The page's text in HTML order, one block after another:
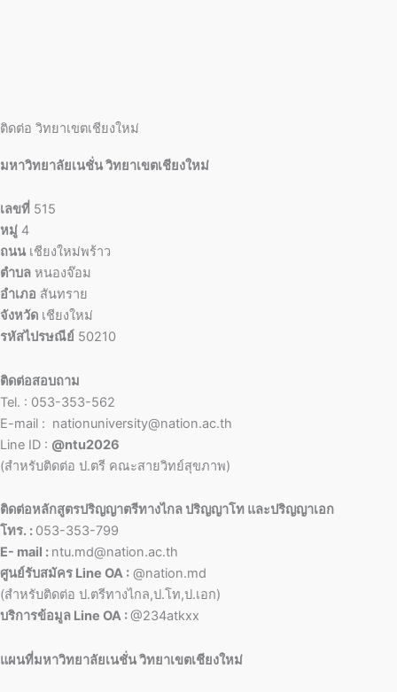
ติดต่อ วิทยาเขตเชียงใหม่
มหาวิทยาลัยเนชั่น วิทยาเขตเชียงใหม่
เลขที่ 515
หมู่ 4
ถนน เชียงใหม่พร้าว
ตำบล หนองจ๊อม
อำเภอ สันทราย
จังหวัด เชียงใหม่
รหัสไปรษณีย์ 50210
ติดต่อสอบถาม
Tel. : 053-353-562
E-mail : nationuniversity@nation.ac.th
Line ID : @ntu2026
(สำหรับติดต่อ ป.ตรี คณะสายวิทย์สุขภาพ)
ติดต่อหลักสูตรปริญญาตรีทางไกล ปริญญาโท และปริญญาเอก
โทร. : 053-353-799
E- mail : ntu.md@nation.ac.th
ศูนย์รับสมัคร Line OA : @nation.md
(สำหรับติดต่อ ป.ตรีทางไกล,ป.โท,ป.เอก)
บริการข้อมูล Line OA :@234atkxx
แผนที่มหาวิทยาลัยเนชั่น วิทยาเขตเชียงใหม่